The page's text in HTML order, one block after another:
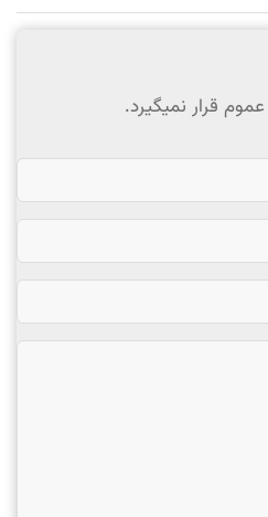
قرار نمیگیرد.